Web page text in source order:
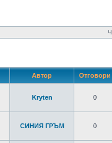
Автор Отговори
Kryten 0
СИНИЯ ГРЪМ 0